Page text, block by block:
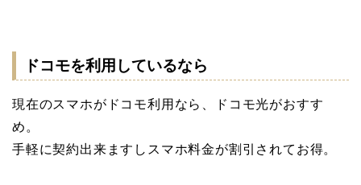
ドコモを利用しているなら
現在のスマホがドコモ利用なら、ドコモ光がおすす
め。
手軽に契約出来ますしスマホ料金が割引されてお得。